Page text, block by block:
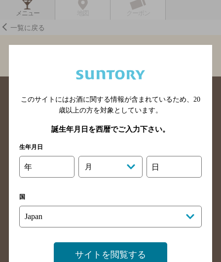
メニュー
一覧に戻る
北海道のバー検索
岩手県のバー検索
宮城県のバー検索
秋田県のバー検索
山形県のバー検索
栃木県のバー検索
群馬県のバー検索
山梨県のバー検索
神奈川県のバー検索
千葉県のバー検索
このサイトにはお酒に関する情報が含まれているため、 20
歳以上の方を対象としています。
誕生年月日を西暦でご入力下さい。
生年月日
年 月 日
国
サイトを閲覧する